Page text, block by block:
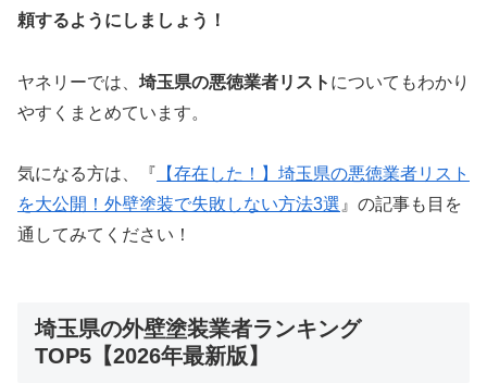
頼するようにしましょう！
ヤネリーでは、 埼玉県の悪徳業者リスト についてもわかり
やすくまとめています。
気になる方は、『 【存在した！】埼玉県の悪徳業者リスト
を大公開！外壁塗装で失敗しない方法3選 』の記事も目を
通してみてください！
埼玉県の外壁塗装業者ランキング
TOP5【2026年最新版】